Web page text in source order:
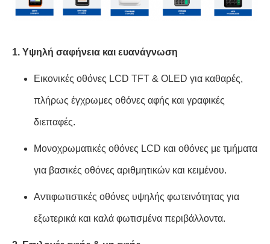
1. Υψηλή σαφήνεια και ευανάγνωση
Εικονικές οθόνες LCD TFT & OLED για καθαρές,
πλήρως έγχρωμες οθόνες αφής και γραφικές
διεπαφές.
Μονοχρωματικές οθόνες LCD και οθόνες με τμήματα
για βασικές οθόνες αριθμητικών και κειμένου.
Αντιφωτιστικές οθόνες υψηλής φωτεινότητας για
εξωτερικά και καλά φωτισμένα περιβάλλοντα.